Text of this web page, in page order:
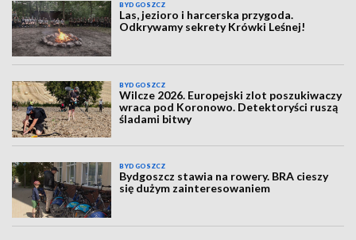
BYDGOSZCZ
Las, jezioro i harcerska przygoda.
Odkrywamy sekrety Krówki Leśnej!
BYDGOSZCZ
Wilcze 2026. Europejski zlot poszukiwaczy
wraca pod Koronowo. Detektoryści ruszą
śladami bitwy
BYDGOSZCZ
Bydgoszcz stawia na rowery. BRA cieszy
się dużym zainteresowaniem